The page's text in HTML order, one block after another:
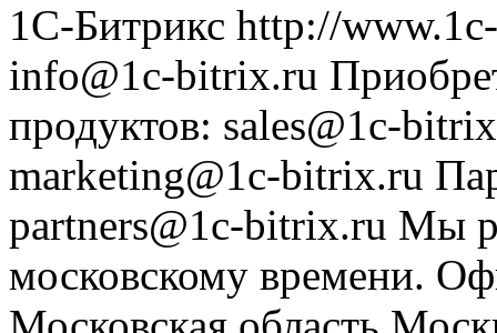
1С-Битрикс http://
info@1c-bitrix.ru
продуктов: sales@1c-
marketing@1c-bitrix.ru
partners@1c-bitrix.ru Мы
московскому времени.